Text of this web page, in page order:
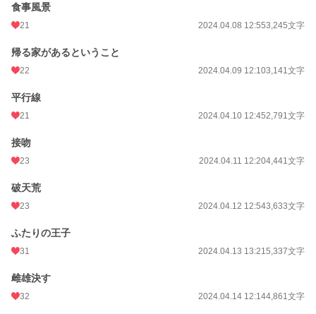
食事風景
21 2024.04.08 12:553,245文字
帰る家があるということ
22 2024.04.09 12:103,141文字
平行線
21 2024.04.10 12:452,791文字
接吻
23 2024.04.11 12:204,441文字
破天荒
23 2024.04.12 12:543,633文字
ふたりの王子
31 2024.04.13 13:215,337文字
雌雄決す
32 2024.04.14 12:144,861文字